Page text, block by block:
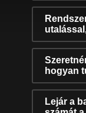
hogyan
Lejár a